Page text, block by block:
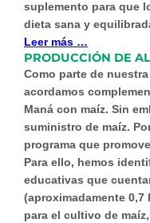
suplemento para que
dieta sana y
Leer más …
PRODUCCIÓN DE
Como parte de
acordamos
Maná con maíz. Sin
suministro de maíz.
programa que
Para ello, hemos
educativas que
(aproximadamente 0,7
para el cultivo de